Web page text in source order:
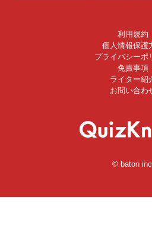
利用規約
個人情報保護
プライバシーポ
免責事項
ライター紹
お問い合わ
© baton inc.